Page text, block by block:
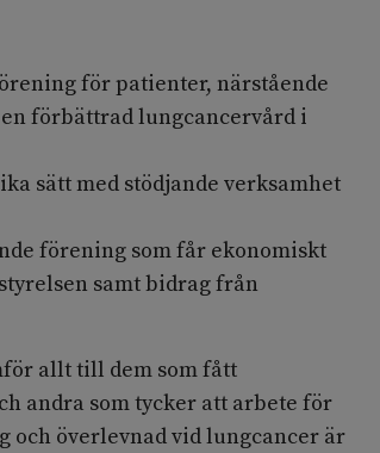
för patienter, närstående
förbättrad lungcancervård i
sätt med stödjande verksamhet
förening som får ekonomiskt
samt bidrag från
allt till dem som fått
andra som tycker att arbete för
och överlevnad vid lungcancer är